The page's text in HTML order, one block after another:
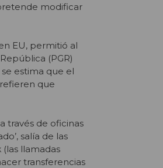
modificar
EU, permitió al
(PGR)
estima que el
que
través de oficinas
salía de las
llamadas
transferencias